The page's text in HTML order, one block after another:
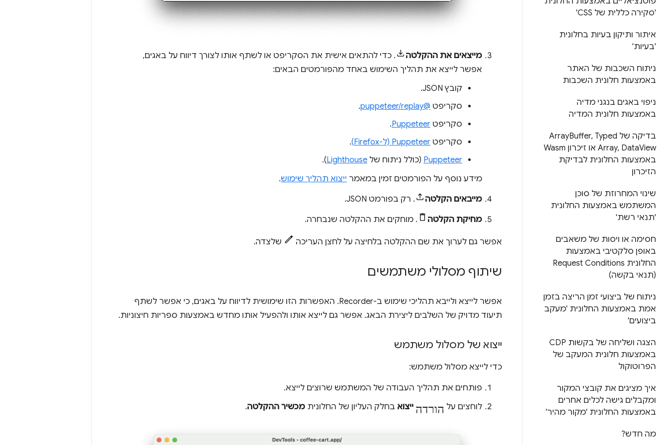
'סקירה כללית של CSS'
איתור ותיקון בעיות בחלונית
'בעיות'
ניתוח השכבות של האתר
באמצעות חלונית השכבות
ניפוי באגים בנגני מדיה
באמצעות חלונית המדיה
בדיקה של Array Buffer, Typed
Array, Data
View או זיכרון Wasm
באמצעות החלונית לבדיקת
הזיכרון
שינוי המחרוזת של סוכן
המשתמש באמצעות החלונית
'תנאי רשת'
חסימה או ויסות של משאבים
באופן סלקטיבי באמצעות
החלונית Request Conditions
(תנאי בקשה)
ניתוח של ביצועי זמן הריצה בזמן
אמת באמצעות החלונית 'מעקב
ביצועים'
הצגה ושליחה של בקשות CDP
באמצעות חלונית המעקב של
הפרוטוקול
איך מציגים את קובצי המקור
ומקבלים גישה לכלים אחרים
באמצעות החלונית 'מקור מהיר'
מה חדש?
מייצאים את ההקלטה
. כדי להתאים אישית את הסקריפט או לשתף אותו לצורך דיווח על באגים,
אפשר לייצא את תהליך השימוש באחד מהפורמטים הבאים:
קובץ JSON.
סקריפט @puppeteer/replay
.
סקריפט Puppeteer
.
סקריפט Puppeteer (ל-Firefox)
.
Puppeteer (כולל ניתוח של Lighthouse
).
מידע נוסף על הפורמטים זמין במאמר ייצוא תהליך שימוש.
מייבאים הקלטה . רק בפורמט JSON.
מחיקת הקלטה . מוחקים את ההקלטה שנבחרה.
אפשר גם לערוך את שם ההקלטה בלחיצה על לחצן העריכה שלצדה.
שיתוף מסלולי משתמשים
אפשר לייצא ולייבא תהליכי שימוש ב-Recorder. האפשרות הזו שימושית לדיווח על באגים, כי אפשר לשתף
תיעוד מדויק של השלבים ליצירת הבאג. אפשר גם לייצא אותו ולהפעיל אותו מחדש באמצעות ספריות חיצוניות.
ייצוא של מסלול משתמש
כדי לייצא מסלול משתמש:
פותחים את תהליך העבודה של המשתמש שרוצים לייצא.
לוחצים על הורדה ייצוא בחלק העליון של החלונית מכשיר ההקלטה.